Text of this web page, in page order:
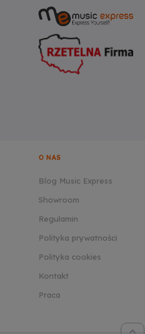
O NAS
Blog Music Express
Showroom
Regulamin
Polityka prywatności
Polityka cookies
Kontakt
Praca